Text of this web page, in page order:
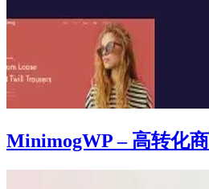
MinimogWP – 高转化